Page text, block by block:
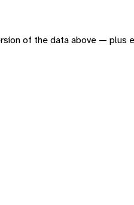
of the data above — plus